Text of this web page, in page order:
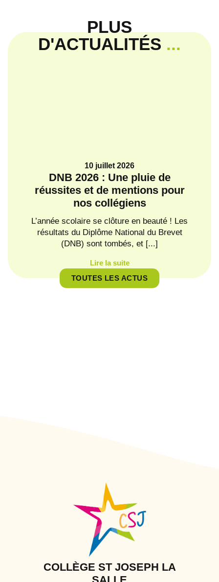
PLUS
D'ACTUALITÉS ...
10 juillet 2026
DNB 2026 : Une pluie de
réussites et de mentions pour
nos collégiens
L’année scolaire se clôture en beauté ! Les
résultats du Diplôme National du Brevet
(DNB) sont tombés, et [...]
Lire la suite
TOUTES LES ACTUS
COLLÈGE ST JOSEPH LA